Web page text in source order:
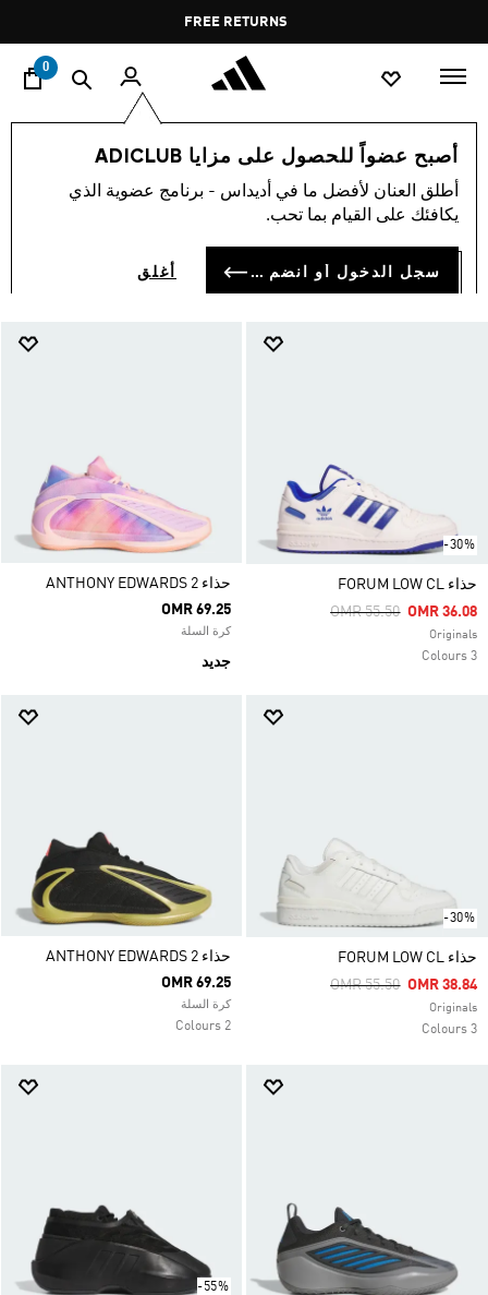
Pause
promotion
rotation
FREE DELIVERY OVER 60 OMR
0
أصبح عضواً للحصول على مزايا ADICLUB
أطلق العنان لأفضل ما في أديداس - برنامج عضوية الذي
يكافئك على القيام بما تحب.
سجل الدخول أو انضم الآن أغلق
النساء أحذية احذية كرة السلة
احذية كرة السلة
-30%
حذاء FORUM LOW CL
Price Reduced From
OMR 55.50ToOMR 36.08
Originals
3 Colours
حذاء ANTHONY EDWARDS 2
OMR 69.25
كرة السلة
جديد
-30%
حذاء FORUM LOW CL
Price Reduced From
OMR 55.50ToOMR 38.84
Originals
3 Colours
حذاء ANTHONY EDWARDS 2
OMR 69.25
كرة السلة
2 Colours
-55%